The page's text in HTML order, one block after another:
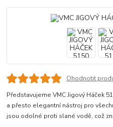
Ohodnotit
Představujeme VMC Jigový Háček
a přesto elegantní nástroj pro
jsou odolné proti slané vodě, což